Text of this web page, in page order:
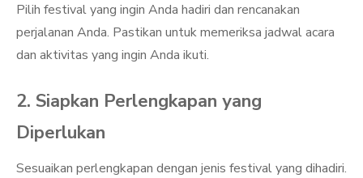
Pilih festival yang ingin Anda hadiri dan rencanakan
perjalanan Anda. Pastikan untuk memeriksa jadwal acara
dan aktivitas yang ingin Anda ikuti.
2. Siapkan Perlengkapan yang
Diperlukan
Sesuaikan perlengkapan dengan jenis festival yang dihadiri.